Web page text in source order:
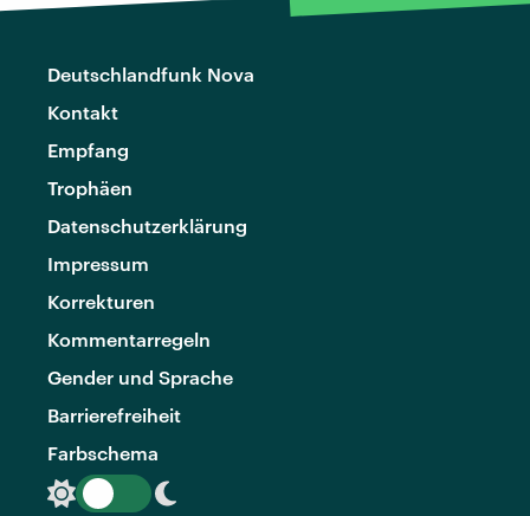
Deutschlandfunk Nova
Kontakt
Empfang
Trophäen
Datenschutzerklärung
Impressum
Korrekturen
Kommentarregeln
Gender und Sprache
Barrierefreiheit
Farbschema